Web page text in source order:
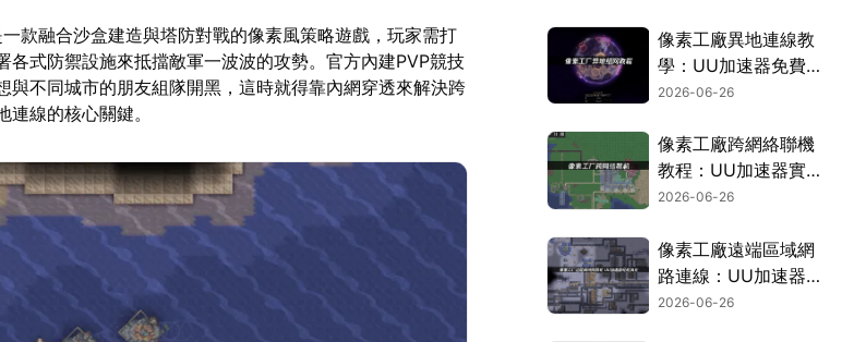
款融合沙盒建造與塔防對戰的像素風策略遊戲，玩家需打
各式防禦設施來抵擋敵軍一波波的攻勢。官方內建PVP競技
與不同城市的朋友組隊開黑，這時就得靠內網穿透來解決跨
線的核心關鍵。
像素工廠異地連線教
學：UU加速器免費
虛擬組網攻略！
2026-06-26
像素工廠跨網絡聯機
教程：UU加速器實
現全球局域網！
2026-06-26
像素工廠遠端區域網
路連線：UU加速器
免費虛擬LAN教學！
2026-06-26